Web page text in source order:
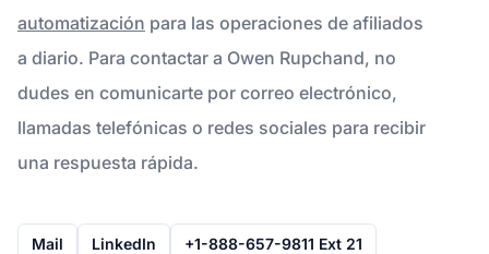
automatización para las operaciones de afiliados
a diario. Para contactar a Owen Rupchand, no
dudes en comunicarte por correo electrónico,
llamadas telefónicas o redes sociales para recibir
una respuesta rápida.
Mail LinkedIn +1-888-657-9811 Ext 21